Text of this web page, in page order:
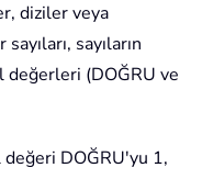
diziler veya
sayıların
(DOĞRU ve
DOĞRU'yu 1,